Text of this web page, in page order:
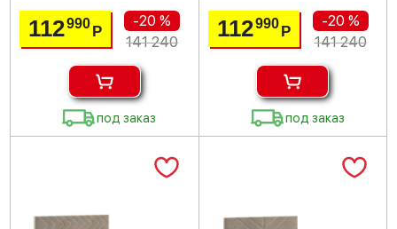
112990Р
-20 %
141 240
под заказ
112990 Р
-20 %
141 240
под заказ